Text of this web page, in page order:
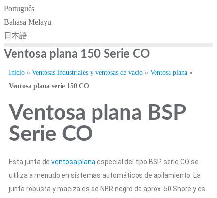
Português
Bahasa Melayu
日本語
Ventosa plana 150 Serie CO
Inicio » Ventosas industriales y ventosas de vacío » Ventosa plana »
Ventosa plana serie 150 CO
Ventosa plana BSP
Serie CO
Esta junta de ventosa planaespecial del tipo BSP serie CO se
utiliza a menudo en sistemas automáticos de apilamiento. La
junta robusta y maciza es de NBR negro de aprox. 50 Shore y es